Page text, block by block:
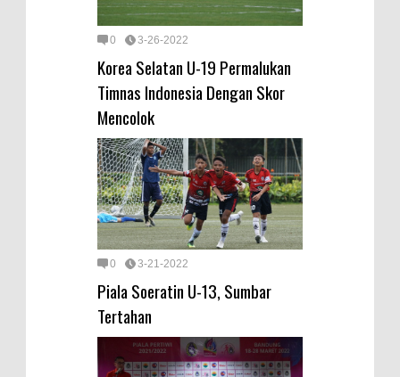
0 3-26-2022
Korea Selatan U-19 Permalukan
Timnas Indonesia Dengan Skor
Mencolok
0 3-21-2022
Piala Soeratin U-13, Sumbar
Tertahan